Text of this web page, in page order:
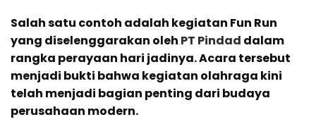
Salah satu contoh adalah kegiatan Fun Run
yang diselenggarakan oleh PT Pindad dalam
rangka perayaan hari jadinya. Acara tersebut
menjadi bukti bahwa kegiatan olahraga kini
telah menjadi bagian penting dari budaya
perusahaan modern.